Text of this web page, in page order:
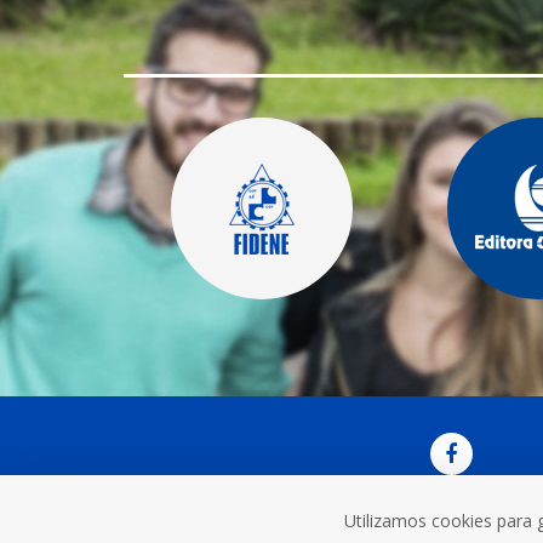
Utilizamos cookies para